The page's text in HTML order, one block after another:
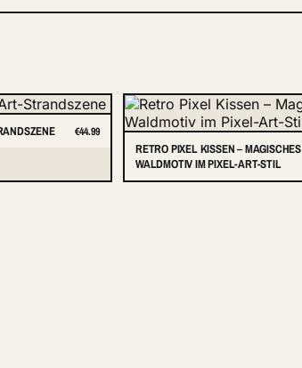
€44.99
RETRO PIXEL KISSEN – MAGISCHES
WALDMOTIV IM PIXEL-ART-STIL